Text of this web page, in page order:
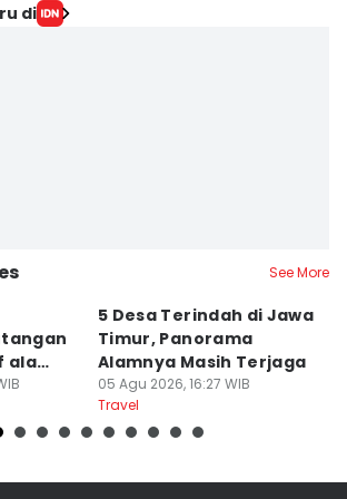
di
See More
ala
5 Desa Terindah di Jawa
Timur, Panorama
Alamnya Masih Terjaga
05 Agu 2026, 16:27 WIB
Travel